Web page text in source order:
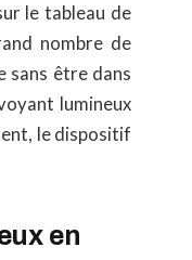
le tableau de
nombre de
sans être dans
lumineux
le dispositif
en